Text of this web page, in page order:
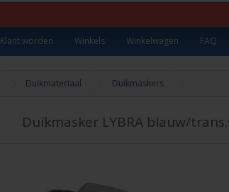
Klant worden Winkels Winkelwagen FAQ
Duikmateriaal Duikmaskers
Duikmasker LYBRA blauw/